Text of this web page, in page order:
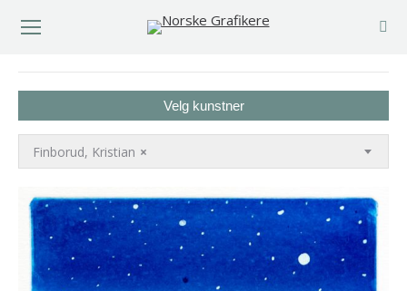
Velg kunstner
×
Finborud, Kristian